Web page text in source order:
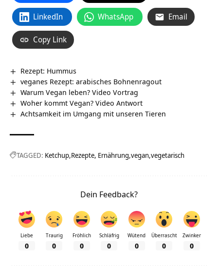
LinkedIn WhatsApp Email
Copy Link
Rezept: Hummus
veganes Rezept: arabisches Bohnenragout
Warum Vegan leben? Video Vortrag
Woher kommt Vegan? Video Antwort
Achtsamkeit im Umgang mit unseren Tieren
TAGGED: Ketchup Rezepte, Ernährung vegan vegetarisch
Dein Feedback?
Liebe
0
Traurig
0
Fröhlich
0
Schläfrig
0
Wütend
0
Überrascht
0
Zwinker
0